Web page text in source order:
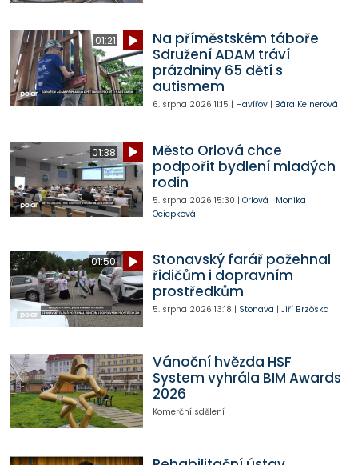
01:21
Na příměstském táboře
Sdružení ADAM tráví
prázdniny 65 dětí s
autismem
6. srpna 2026 11:15 | Havířov| Bára Kelnerová
01:38
Město Orlová chce
podpořit bydlení mladých
rodin
5. srpna 2026 15:30 | Orlová | Monika
Ociepková
01:50
Stonavský farář požehnal
řidičům i dopravním
prostředkům
5. srpna 2026 13:18 | Stonava | Jiří Brzóska
Vánoční hvězda HSF
System vyhrála BIM Awards
2026
Komerční sdělení